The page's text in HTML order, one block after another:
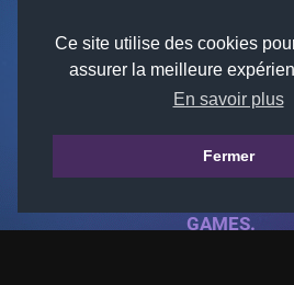
Ce site utilise des cookies
assurer la meilleure
En savoir plus
Fermer
© 2018-
SITE WEB
TOUTES
GAMES.